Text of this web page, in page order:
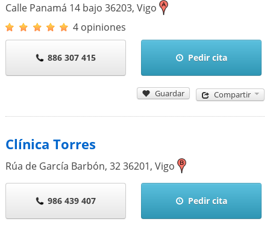
Calle Panamá 14 bajo 36203, Vigo
4 opiniones
886 307 415 Pedir cita
Guardar Compartir
Clínica Torres
Rúa de García Barbón, 3236201, Vigo
986 439 407 Pedir cita